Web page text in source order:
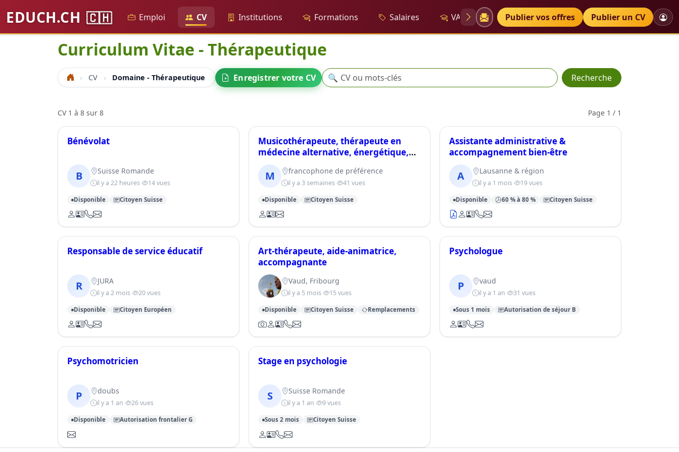
EDUCH.CH 🇨🇭 Emploi CV Institutions Formations Salaires VAE Diplômes Petites annonces
Publier vos offres Publier un CV
Curriculum Vitae - Thérapeutique
Accueil CV Domaine - Thérapeutique Enregistrer votre CV Recherche
🔍 Recherche
CV 1 à 8 sur 8 Page 1 / 1
Bénévolat
B Suisse Romande
il y a 22 heures 14 vues
Disponible Citoyen Suisse
Musicothérapeute, thérapeute en
médecine alternative, énergétique,
psycho-corporelle
M francophone de préférence
il y a 3 semaines 41 vues
Disponible Citoyen Suisse
Assistante administrative &
accompagnement bien-être
A Lausanne & région
il y a 1 mois 19 vues
Disponible 60 % à 80 % Citoyen Suisse
Responsable de service éducatif
R JURA
il y a 2 mois 20 vues
Disponible Citoyen Européen
Art-thérapeute, aide-animatrice,
accompagnante
Vaud, Fribourg
il y a 5 mois 15 vues
Disponible Citoyen Suisse Remplacements
Psychologue
P vaud
il y a 1 an 31 vues
Sous 1 mois Autorisation de séjour B
Psychomotricien
P doubs
il y a 1 an 26 vues
Disponible Autorisation frontalier G
Stage en psychologie
S Suisse Romande
il y a 1 an 9 vues
Sous 2 mois Citoyen Suisse